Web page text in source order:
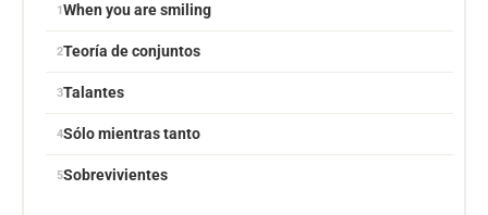
When you are smiling
Teoría de conjuntos
Talantes
Sólo mientras tanto
Sobrevivientes